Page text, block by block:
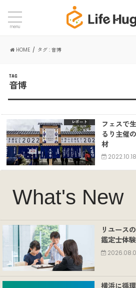
menu
HOME タグ : 音博
TAG
音博
レポート
フェスで
るり主催
材
2022.10.18
What's New
リユース
鑑定士体
横浜に循